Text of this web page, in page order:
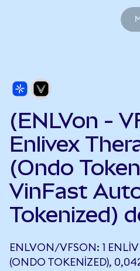
(ENLVon -
Enlivex
(Ondo
VinFast
Tokenized)
ENLVON/VFSON: 1
(ONDO TOKENIZED),